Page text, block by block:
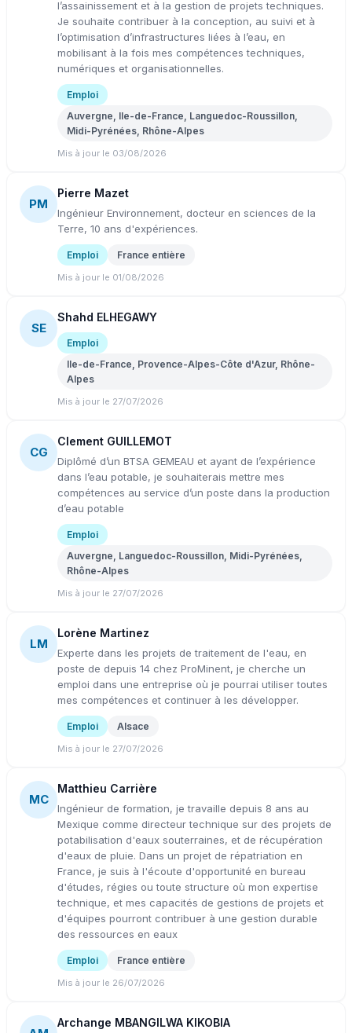
l’assainissement et à la gestion de projets techniques.
Je souhaite contribuer à la conception, au suivi et à
l’optimisation d’infrastructures liées à l’eau, en
mobilisant à la fois mes compétences techniques,
numériques et organisationnelles.
Emploi
Auvergne, Ile-de-France, Languedoc-Roussillon,
Midi-Pyrénées, Rhône-Alpes
Mis à jour le 03/08/2026
PM
Pierre Mazet
Ingénieur Environnement, docteur en sciences de la
Terre, 10 ans d'expériences.
Emploi France entière
Mis à jour le 01/08/2026
SE
Shahd ELHEGAWY
Emploi
Ile-de-France, Provence-Alpes-Côte d'Azur, Rhône-
Alpes
Mis à jour le 27/07/2026
CG
Clement GUILLEMOT
Diplômé d’un BTSA GEMEAU et ayant de l’expérience
dans l’eau potable, je souhaiterais mettre mes
compétences au service d’un poste dans la production
d’eau potable
Emploi
Auvergne, Languedoc-Roussillon, Midi-Pyrénées,
Rhône-Alpes
Mis à jour le 27/07/2026
LM
Lorène Martinez
Experte dans les projets de traitement de l'eau, en
poste de depuis 14 chez ProMinent, je cherche un
emploi dans une entreprise où je pourrai utiliser toutes
mes compétences et continuer à les développer.
Emploi Alsace
Mis à jour le 27/07/2026
MC
Matthieu Carrière
Ingénieur de formation, je travaille depuis 8 ans au
Mexique comme directeur technique sur des projets de
potabilisation d'eaux souterraines, et de récupération
d'eaux de pluie. Dans un projet de répatriation en
France, je suis à l'écoute d'opportunité en bureau
d'études, régies ou toute structure où mon expertise
technique, et mes capacités de gestions de projets et
d'équipes pourront contribuer à une gestion durable
des ressources en eaux
Emploi France entière
Mis à jour le 26/07/2026
Archange MBANGILWA KIKOBIA